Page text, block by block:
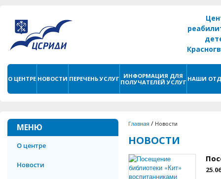
О ЦЕНТРЕ НОВОСТИ ПЕРЕЧЕНЬ УСЛУГ
ИНФОРМАЦИЯ ДЛЯ
ПОЛУЧАТЕЛЕЙ УСЛУГ НАШИ
МЕНЮ
О центре
Новости
Главная / Новости
НОВОСТИ